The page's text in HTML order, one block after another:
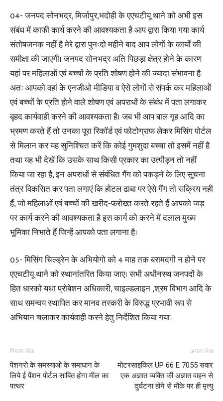
04- जनपद सोनभद्र, मिर्जापुर,भदोही के एएचटीयू थाने को अभी इस
संबंध में काफी कार्य करने की आवश्यकता है आप द्वारा किया गया कार्य
संतोषजनक नहीं है मेरे द्वारा पुनःदो महीने बाद आप लोगों के कार्यों की
समीक्षा की जाएगी। जनपद सोनभद्र अति पिछड़ा क्षेत्र होने के कारण
यहां पर महिलाओं एवं बच्चों के प्रति शोषण होने की ज्यादा संभावना है
अतः आपको वहां के एनजीओ मीडिया व ऐसे लोगों से संपर्क कर महिलाओं
एवं बच्चों के प्रति होने वाले शोषण एवं अपराधों के संबंध में पता लगाकर
बृहद कार्यवाही करने की आवश्यकता है। जब भी आप बाल गृह आदि का
भ्रमण करते हैं तो उनका पूरा रिकॉर्ड एवं फोटोग्राफ लेकर मिसिंग पोर्टल
से मिलान कर यह सुनिश्चित करें कि कोई गुमशुदा बच्चा तो इसमें नहीं है
तथा यह भी देखें कि उसके साथ किसी प्रकार का उत्पीड़न तो नहीं
किया जा रहा है, इन अपराधों से संबंधित गैंग को पकड़ने के लिए सूचना
तंत्र विकसित कर पता लगाएं कि होटल ढाबा पर ऐसे गैंग तो सक्रिय नही
हैं, जो महिलाओं एवं बच्चों की खरीद-फरोख्त करते रहते हैं आपको जड़
पर कार्य करने की आवश्यकता है इस कार्य को करने में दलाल मुख्य
भूमिका निभाते हैं जिन्हें आपको पता लगाना है।
05- मिसिंग चिल्ड्रेन के अभियोगो को 4 माह तक बरामदगी न होने पर
एएचटीयू थाने को स्थानांतरित किया जाए। सभी अधीनस्थ जनपदों के
हित धारको यथा प्रोबेशन अधिकारी, चाइल्डलाइन ,श्रम विभाग आदि के
साथ समन्वय स्थापित कर मानव तस्करी के विरुद्ध प्रभावी रूप से
अभियान चलाकर कार्यवाही करने हेतु निर्देशित किया गया।
पिछला लेख
पेंशनरो के समस्याओ के समाधान के
लिये ई पेंशन पोर्टल साबित होगा मील का
पत्थर
अगला लेख
मोटरसाइकिल UP 66 E 7055 सवार
एक अज्ञात व्यक्ति की अज्ञात वाहन से
दुर्घटना होने से मौके पर ही मृत्यु